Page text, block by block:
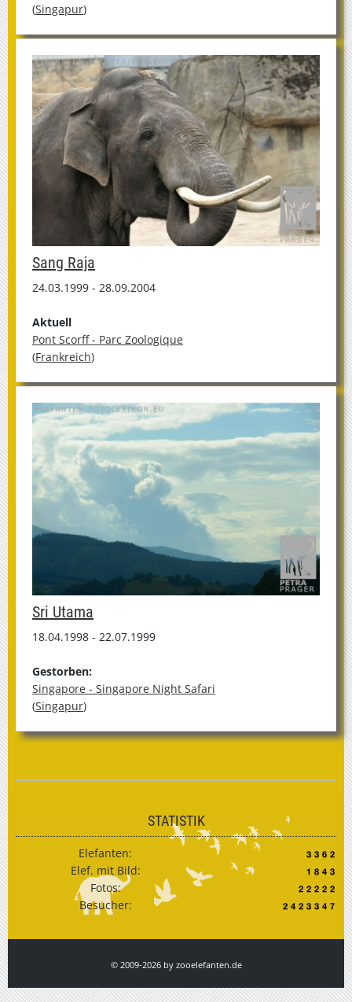
(Singapur)
Sang Raja
24.03.1999 - 28.09.2004
Aktuell
Pont Scorff - Parc Zoologique
(Frankreich)
Sri Utama
18.04.1998 - 22.07.1999
Gestorben:
Singapore - Singapore Night Safari
(Singapur)
STATISTIK
Elefanten:
Elef. mit Bild:
Fotos:
Besucher:
© 2009-2026 by zooelefanten.de